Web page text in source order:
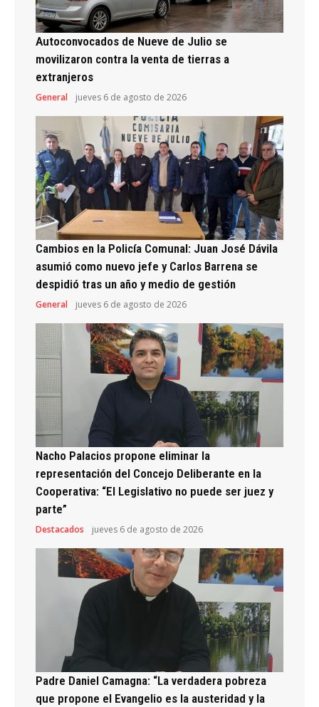
Autoconvocados de Nueve de Julio se
movilizaron contra la venta de tierras a
extranjeros
General jueves 6 de agosto de 2026
Cambios en la Policía Comunal: Juan José Dávila
asumió como nuevo jefe y Carlos Barrena se
despidió tras un año y medio de gestión
General jueves 6 de agosto de 2026
Nacho Palacios propone eliminar la
representación del Concejo Deliberante en la
Cooperativa: “El Legislativo no puede ser juez y
parte”
Destacados jueves 6 de agosto de 2026
Padre Daniel Camagna: “La verdadera pobreza
que propone el Evangelio es la austeridad y la